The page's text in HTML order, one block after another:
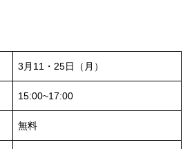
3月11・25日（月）
15:00~17:00
無料